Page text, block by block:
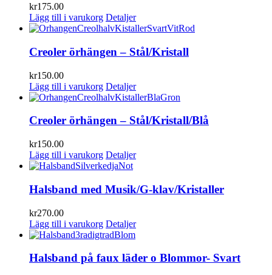
kr175.00
Lägg till i varukorg Detaljer
Creoler örhängen – Stål/Kristall
kr150.00
Lägg till i varukorg Detaljer
Creoler örhängen – Stål/Kristall/Blå
kr150.00
Lägg till i varukorg Detaljer
Halsband med Musik/G-klav/Kristaller
kr270.00
Lägg till i varukorg Detaljer
Halsband på faux läder o Blommor- Svart